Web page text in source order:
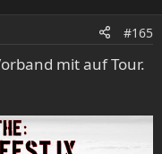
#165
mit auf Tour.